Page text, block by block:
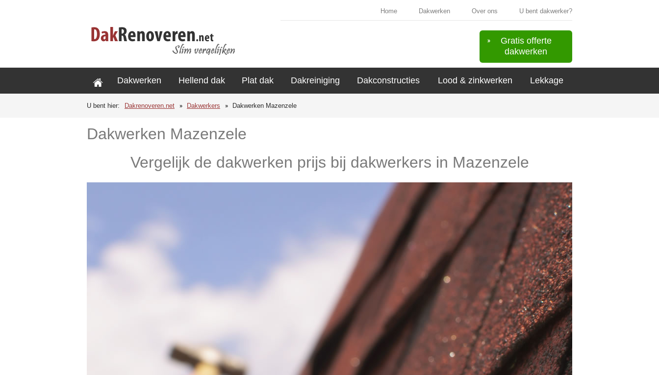
Home Dakwerken Over ons U bent dakwerker?
Gratis offerte
dakwerken
Dakwerken Hellend dak Plat dak Dakreiniging Dakconstructies Lood & zinkwerken Lekkage
U bent hier: Dakrenoveren.net Dakwerkers Dakwerken Mazenzele
Dakwerken Mazenzele
Vergelijk de dakwerken prijs bij dakwerkers in Mazenzele